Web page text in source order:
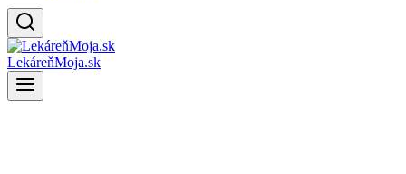
LekáreňMoja.sk